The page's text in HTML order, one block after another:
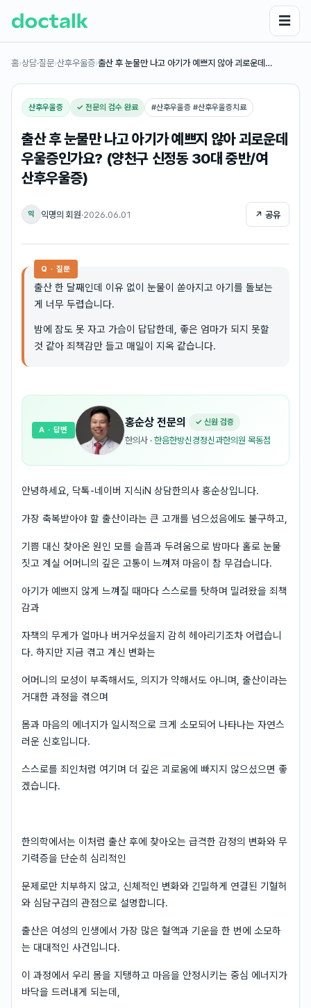
☰
홈›상담·질문›산후우울증›출산 후 눈물만 나고 아기가 예쁘지 않아 괴로운데…
산후우울증 ✓ 전문의 검수 완료 #산후우울증 #산후우울증치료
출산 후 눈물만 나고 아기가 예쁘지 않아 괴로운데
우울증인가요? (양천구 신정동 30대 중반/여
산후우울증)
익 익명의 회원·2026.06.01 ↗ 공유
Q · 질문
출산 한 달째인데 이유 없이 눈물이 쏟아지고 아기를 돌보는
게 너무 두렵습니다.
밤에 잠도 못 자고 가슴이 답답한데, 좋은 엄마가 되지 못할
것 같아 죄책감만 들고 매일이 지옥 같습니다.
홍순상 전문의 ✓ 신원 검증
한의사 · 한음한방신경정신과한의원 목동점
A · 답변
안녕하세요, 닥톡-네이버 지식iN 상담한의사 홍순상입니다.
가장 축복받아야 할 출산이라는 큰 고개를 넘으셨음에도 불구하고,
기쁨 대신 찾아온 원인 모를 슬픔과 두려움으로 밤마다 홀로 눈물
짓고 계실 어머니의 깊은 고통이 느껴져 마음이 참 무겁습니다.
아기가 예쁘지 않게 느껴질 때마다 스스로를 탓하며 밀려왔을 죄책
감과
자책의 무게가 얼마나 버거우셨을지 감히 헤아리기조차 어렵습니
다. 하지만 지금 겪고 계신 변화는
어머니의 모성이 부족해서도, 의지가 약해서도 아니며, 출산이라는
거대한 과정을 겪으며
몸과 마음의 에너지가 일시적으로 크게 소모되어 나타나는 자연스
러운 신호입니다.
스스로를 죄인처럼 여기며 더 깊은 괴로움에 빠지지 않으셨으면 좋
겠습니다.
한의학에서는 이처럼 출산 후에 찾아오는 급격한 감정의 변화와 무
기력증을 단순히 심리적인
문제로만 치부하지 않고, 신체적인 변화와 긴밀하게 연결된 기혈허
와 심담구겁의 관점으로 설명합니다.
출산은 여성의 인생에서 가장 많은 혈액과 기운을 한 번에 소모하
는 대대적인 사건입니다.
이 과정에서 우리 몸을 지탱하고 마음을 안정시키는 중심 에너지가
바닥을 드러내게 되는데,